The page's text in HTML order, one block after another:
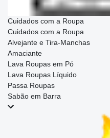
Cuidados com a Roupa
Cuidados com a Roupa
Alvejante e Tira-Manchas
Amaciante
Lava Roupas em Pó
Lava Roupas Líquido
Passa Roupas
Sabão em Barra